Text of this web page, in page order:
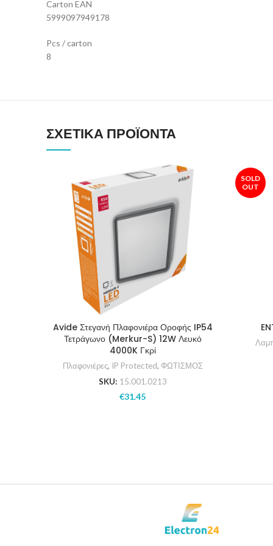
Carton EAN
5999097949178
Pcs / carton
8
ΣΧΕΤΙΚΆ ΠΡΟΪΌΝΤΑ
Avide Στεγανή Πλαφονιέρα Οροφής IP54
Τετράγωνο (Merkur-S) 12W Λευκό
4000K Γκρί
Πλαφονιέρες, IP Protected, ΦΩΤΙΣΜΟΣ
SKU: 15.001.0213
€31.45
SOLD
OUT